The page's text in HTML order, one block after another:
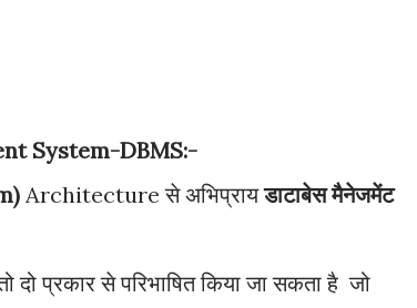
System-DBMS:-
Architecture से अभिप्रायडाटाबेस मैनेजमेंट
दो प्रकार से परिभाषित किया जा सकता है जो